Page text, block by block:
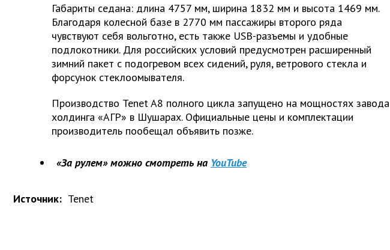
Габариты седана: длина 4757 мм, ширина 1832 мм и высота 1469 мм.
Благодаря колесной базе в 2770 мм пассажиры второго ряда
чувствуют себя вольготно, есть также USB-разъемы и удобные
подлокотники. Для российских условий предусмотрен расширенный
зимний пакет с подогревом всех сидений, руля, ветрового стекла и
форсунок стеклоомывателя.
Производство Tenet A8 полного цикла запущено на мощностях завода
холдинга «АГР» в Шушарах. Официальные цены и комплектации
производитель пообещал объявить позже.
«За рулем» можно смотреть на YouTube
Источник: Tenet